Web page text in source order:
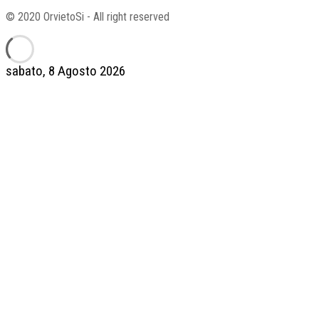
sabato, 8 Agosto 2026
© 2020 OrvietoSi - All right reserved